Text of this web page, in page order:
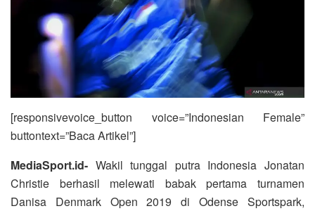
[responsivevoice_button voice=”Indonesian Female”
buttontext=”Baca Artikel”]
MediaSport.id- Wakil tunggal putra Indonesia Jonatan
Christie berhasil melewati babak pertama turnamen
Danisa Denmark Open 2019 di Odense Sportspark,